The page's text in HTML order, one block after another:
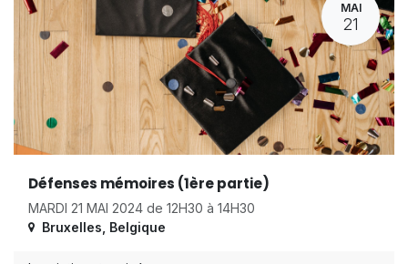
MAI
21
Défenses mémoires (1ère partie)
MARDI 21 MAI 2024 de 12H30 à 14H30
Bruxelles Belgique